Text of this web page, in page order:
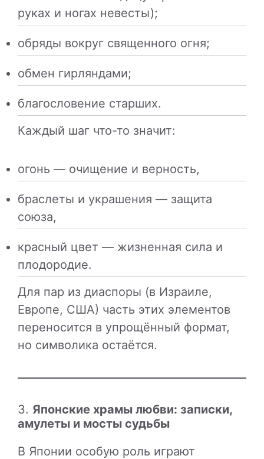
руках и ногах невесты);
обряды вокруг священного огня;
обмен гирляндами;
благословение старших.
Каждый шаг что-то значит:
огонь — очищение и верность,
браслеты и украшения — защита
союза,
красный цвет — жизненная сила и
плодородие.
Для пар из диаспоры (в Израиле,
Европе, США) часть этих элементов
переносится в упрощённый формат,
но символика остаётся.
3. Японские храмы любви: записки,
амулеты и мосты судьбы
В Японии особую роль играют